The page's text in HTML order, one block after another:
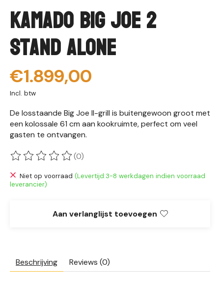
Kamado Big Joe 2
Stand Alone
€1.899,00
Incl. btw
De losstaande Big Joe II-grill is buitengewoon groot met
een kolossale 61 cm aan kookruimte, perfect om veel
gasten te ontvangen.
De beoordeling van dit product is
(0)
Niet op voorraad (Levertijd:3-8 werkdagen indien voorraad
leverancier)
Aan verlanglijst toevoegen
Beschrijving Reviews (0)